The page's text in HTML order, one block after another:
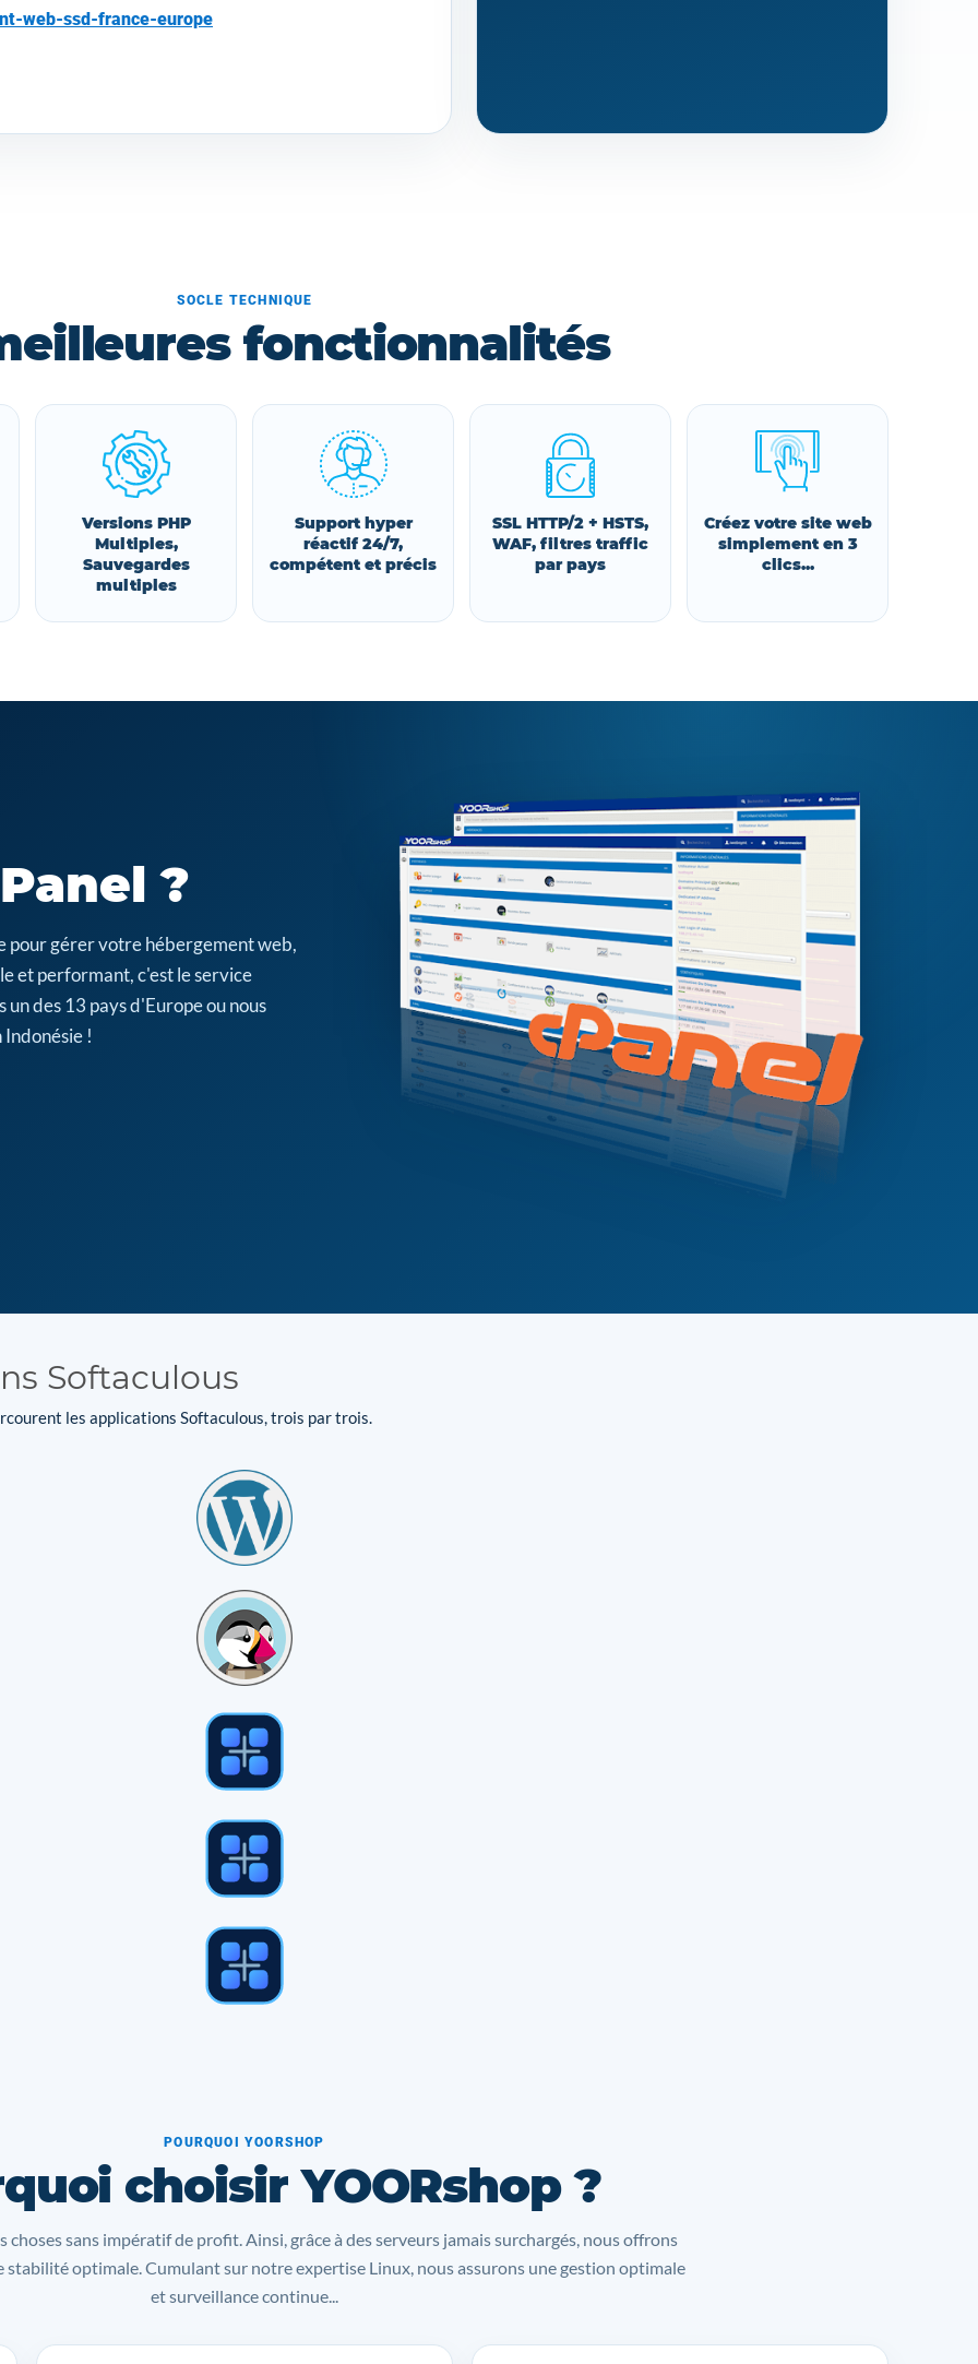
web-ssd-france-europe
SOCLE TECHNIQUE
fonctionnalités
Versions PHP
Multiples,
Sauvegardes
multiples
Support hyper
réactif 24/7,
compétent et précis
SSL HTTP/2 + HSTS,
WAF, filtres traffic
par pays
Créez votre site web
simplement en 3
clics...
?
pour gérer votre hébergement web,
et performant, c'est le service
des 13 pays d'Europe ou nous
Indonésie !
Softaculous
les applications Softaculous, trois par trois.
POURQUOI YOORSHOP
choisir YOORshop ?
choses sans impératif de profit. Ainsi, grâce à des serveurs jamais surchargés, nous offrons
stabilité optimale. Cumulant sur notre expertise Linux, nous assurons une gestion optimale
et surveillance continue...